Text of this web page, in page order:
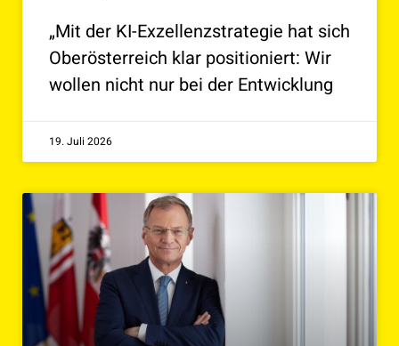
„Mit der KI-Exzellenzstrategie hat sich
Oberösterreich klar positioniert: Wir
wollen nicht nur bei der Entwicklung
19. Juli 2026